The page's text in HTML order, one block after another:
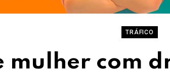
TRÁFICO
mulher com